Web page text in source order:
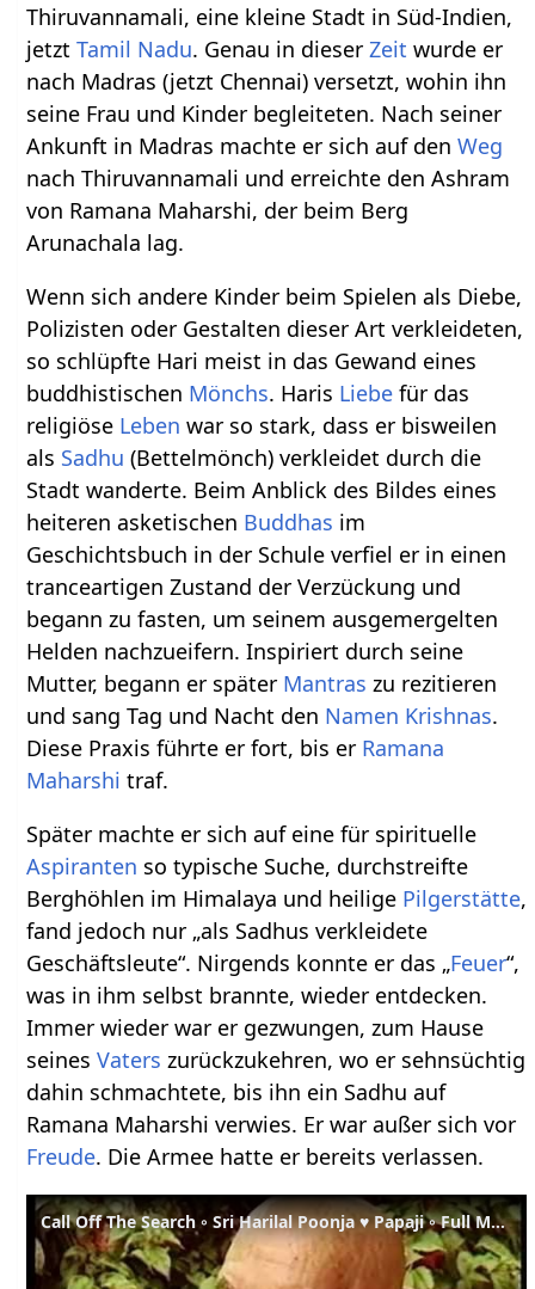
Thiruvannamali, eine kleine Stadt in Süd-Indien,
jetztTamil Nadu. Genau in dieserZeit wurde er
nach Madras (jetzt Chennai) versetzt, wohin ihn
seine Frau und Kinder begleiteten. Nach seiner
Ankunft in Madras machte er sich auf denWeg
nach Thiruvannamali und erreichte den Ashram
von Ramana Maharshi, der beim Berg
Arunachala lag.
Wenn sich andere Kinder beim Spielen als Diebe,
Polizisten oder Gestalten dieser Art verkleideten,
so schlüpfte Hari meist in das Gewand eines
buddhistischen Mönchs. Haris Liebe für das
religiöse Leben war so stark, dass er bisweilen
als Sadhu (Bettelmönch) verkleidet durch die
Stadt wanderte. Beim Anblick des Bildes eines
heiteren asketischen Buddhas im
Geschichtsbuch in der Schule verfiel er in einen
tranceartigen Zustand der Verzückung und
begann zu fasten, um seinem ausgemergelten
Helden nachzueifern. Inspiriert durch seine
Mutter, begann er später Mantras zu rezitieren
und sang Tag und Nacht den Namen Krishnas.
Diese Praxis führte er fort, bis er Ramana
Maharshi traf.
Später machte er sich auf eine für spirituelle
Aspiranten so typische Suche, durchstreifte
Berghöhlen im Himalaya und heilige Pilgerstätte,
fand jedoch nur „als Sadhus verkleidete
Geschäftsleute“. Nirgends konnte er das „Feuer“,
was in ihm selbst brannte, wieder entdecken.
Immer wieder war er gezwungen, zum Hause
seinesVaters zurückzukehren, wo er sehnsüchtig
dahin schmachtete, bis ihn ein Sadhu auf
Ramana Maharshi verwies. Er war außer sich vor
Freude. Die Armee hatte er bereits verlassen.
Call Off The Search ◦ Sri Harilal Poonja ♥ Papaji ◦ Full Movie (1993)